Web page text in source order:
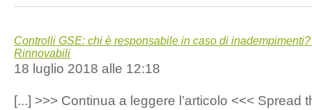
Controlli GSE: chi è responsabile in caso di
Rinnovabili
18 luglio 2018 alle 12:18
[...] >>> Continua a leggere l’articolo <<< Spread